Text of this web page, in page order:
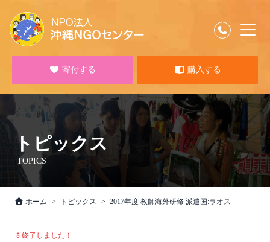
寄付する 購入する
トピックス
TOPICS
ホーム トピックス 2017年度 教師海外研修 派遣国:ラオス
※終了しました！